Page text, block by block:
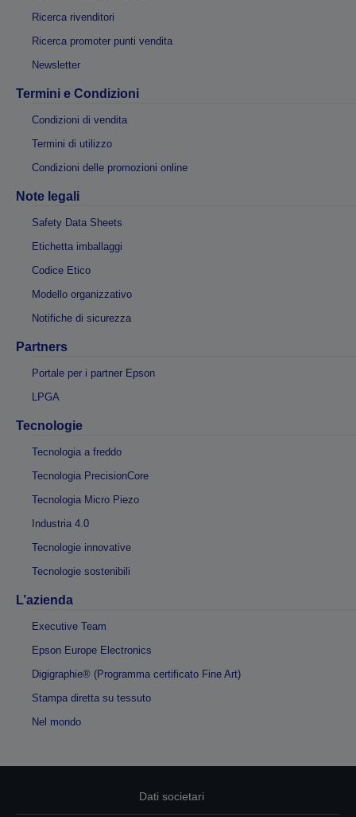
Ricerca rivenditori
Ricerca promoter punti vendita
Newsletter
Termini e Condizioni
Condizioni di vendita
Termini di utilizzo
Condizioni delle promozioni online
Note legali
Safety Data Sheets
Etichetta imballaggi
Codice Etico
Modello organizzativo
Notifiche di sicurezza
Partners
Portale per i partner Epson
LPGA
Tecnologie
Tecnologia a freddo
Tecnologia PrecisionCore
Tecnologia Micro Piezo
Industria 4.0
Tecnologie innovative
Tecnologie sostenibili
L’azienda
Executive Team
Epson Europe Electronics
Digigraphie® (Programma certificato Fine Art)
Stampa diretta su tessuto
Nel mondo
Dati societari